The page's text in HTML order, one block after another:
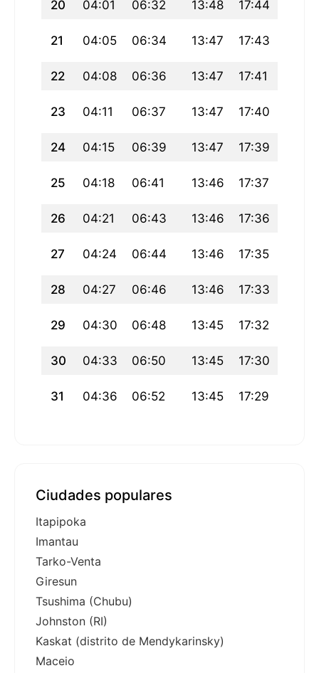
20 04:01 06:32 13:48 17:44
21 04:05 06:34 13:47 17:43
22 04:08 06:36 13:47 17:41
23 04:11 06:37 13:47 17:40
24 04:15 06:39 13:47 17:39
25 04:18 06:41 13:46 17:37
26 04:21 06:43 13:46 17:36
27 04:24 06:44 13:46 17:35
28 04:27 06:46 13:46 17:33
29 04:30 06:48 13:45 17:32
30 04:33 06:50 13:45 17:30
31 04:36 06:52 13:45 17:29
Ciudades populares
Itapipoka
Imantau
Tarko-Venta
Giresun
Tsushima (Chubu)
Johnston (RI)
Kaskat (distrito de Mendykarinsky)
Maceio